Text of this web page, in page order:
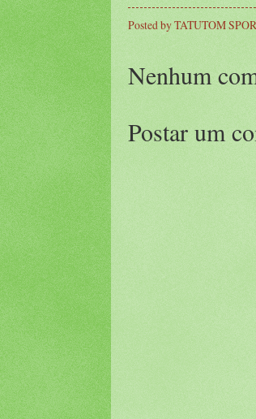
Posted byTATUTOM
Nenhum
Postar um